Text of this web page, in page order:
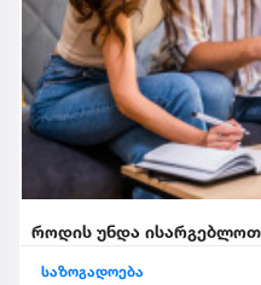
როდის უნდა
საზოგადოება